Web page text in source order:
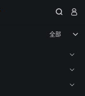
 
全部 


